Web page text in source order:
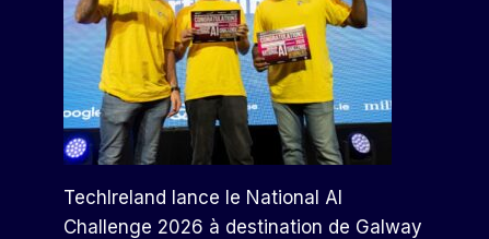
TechIreland lance le National AI
Challenge 2026 à destination de Galway